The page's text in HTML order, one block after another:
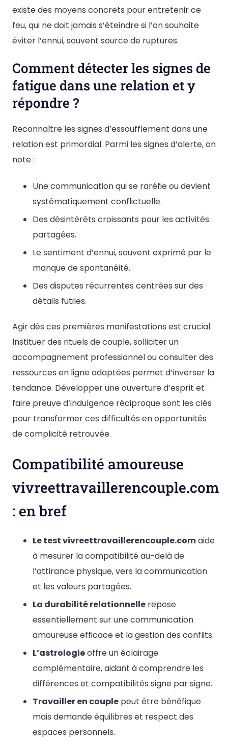
existe des moyens concrets pour entretenir ce
feu, qui ne doit jamais s’éteindre si l’on souhaite
éviter l’ennui, souvent source de ruptures.
Comment détecter les signes de
fatigue dans une relation et y
répondre ?
Reconnaître les signes d’essoufflement dans une
relation est primordial. Parmi les signes d’alerte, on
note :
Une communication qui se raréfie ou devient
systématiquement conflictuelle.
Des désintérêts croissants pour les activités
partagées.
Le sentiment d’ennui, souvent exprimé par le
manque de spontanéité.
Des disputes récurrentes centrées sur des
détails futiles.
Agir dès ces premières manifestations est crucial.
Instituer des rituels de couple, solliciter un
accompagnement professionnel ou consulter des
ressources en ligne adaptées permet d’inverser la
tendance. Développer une ouverture d’esprit et
faire preuve d’indulgence réciproque sont les clés
pour transformer ces difficultés en opportunités
de complicité retrouvée.
Compatibilité amoureuse
vivreettravaillerencouple.com
: en bref
Le test vivreettravaillerencouple.comaide
à mesurer la compatibilité au-delà de
l’attirance physique, vers la communication
et les valeurs partagées.
La durabilité relationnelle repose
essentiellement sur une communication
amoureuse efficace et la gestion des conflits.
L’astrologieoffre un éclairage
complémentaire, aidant à comprendre les
différences et compatibilités signe par signe.
Travailler en couple peut être bénéfique
mais demande équilibres et respect des
espaces personnels.